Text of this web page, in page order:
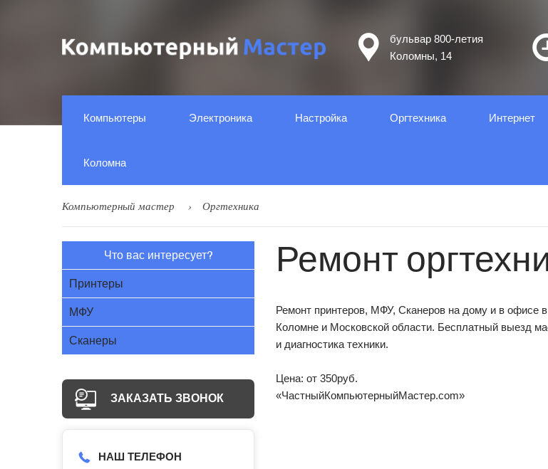
бульвар 800-летия
Коломны, 14
Компьютеры Электроника Настройка Оргтеxника Интернет
Коломна
Компьютерный мастер Оргтехника
Что вас интересует?
Принтеры
МФУ
Сканеры
ЗАКАЗАТЬ ЗВОНОК
НАШ ТЕЛЕФОН
Ремонт
Ремонт принтеров, МФУ, Сканеров на дому и в офисе в
Коломне и Московской области. Бесплатный выезд
и диагностика техники.
Цена: от 350руб.
«ЧастныйКомпьютерныйМастер.com»